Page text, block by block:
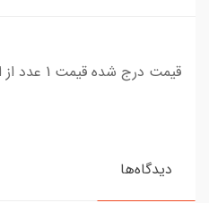
قیمت درج شده قیمت 1 عدد از این محصول میباشد
دیدگاه‌ها